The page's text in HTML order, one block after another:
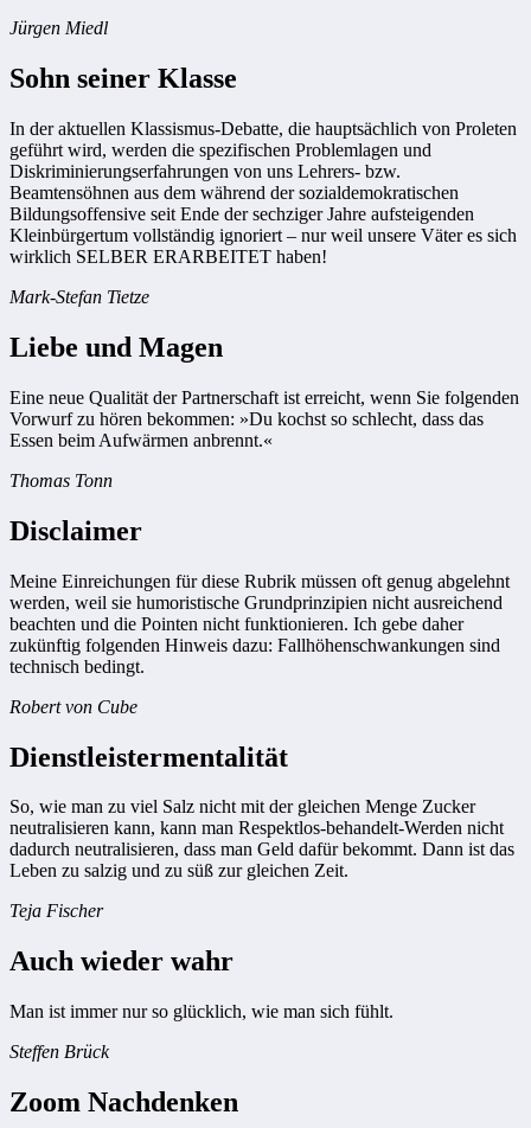
Jürgen Miedl
Sohn seiner Klasse
In der aktuellen Klassismus-Debatte, die hauptsächlich von Proleten
geführt wird, werden die spezifischen Problemlagen und
Diskriminierungserfahrungen von uns Lehrers- bzw.
Beamtensöhnen aus dem während der sozialdemokratischen
Bildungsoffensive seit Ende der sechziger Jahre aufsteigenden
Kleinbürgertum vollständig ignoriert – nur weil unsere Väter es sich
wirklich SELBER ERARBEITET haben!
Mark-Stefan Tietze
Liebe und Magen
Eine neue Qualität der Partnerschaft ist erreicht, wenn Sie folgenden
Vorwurf zu hören bekommen: »Du kochst so schlecht, dass das
Essen beim Aufwärmen anbrennt.«
Thomas Tonn
Disclaimer
Meine Einreichungen für diese Rubrik müssen oft genug abgelehnt
werden, weil sie humoristische Grundprinzipien nicht ausreichend
beachten und die Pointen nicht funktionieren. Ich gebe daher
zukünftig folgenden Hinweis dazu: Fallhöhenschwankungen sind
technisch bedingt.
Robert von Cube
Dienstleistermentalität
So, wie man zu viel Salz nicht mit der gleichen Menge Zucker
neutralisieren kann, kann man Respektlos-behandelt-Werden nicht
dadurch neutralisieren, dass man Geld dafür bekommt. Dann ist das
Leben zu salzig und zu süß zur gleichen Zeit.
Teja Fischer
Auch wieder wahr
Man ist immer nur so glücklich, wie man sich fühlt.
Steffen Brück
Zoom Nachdenken